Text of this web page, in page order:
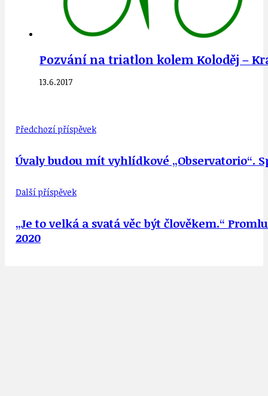
Pozvání na triatlon kolem Koloděj –
13.6.2017
Předchozí příspěvek
Úvaly budou mít vyhlídkové „Observatorio“.
Další příspěvek
„Je to velká a svatá věc být člověkem.“
2020